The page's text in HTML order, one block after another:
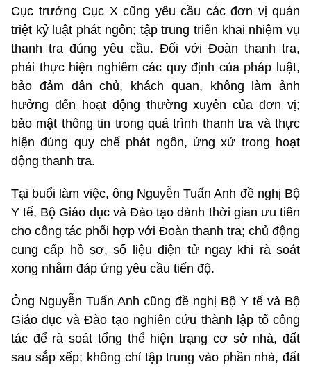
Cục trưởng Cục X cũng yêu cầu các đơn vị quán
triệt kỷ luật phát ngôn; tập trung triển khai nhiệm vụ
thanh tra đúng yêu cầu. Đối với Đoàn thanh tra,
phải thực hiện nghiêm các quy định của pháp luật,
bảo đảm dân chủ, khách quan, không làm ảnh
hưởng đến hoạt động thường xuyên của đơn vị;
bảo mật thông tin trong quá trình thanh tra và thực
hiện đúng quy chế phát ngôn, ứng xử trong hoạt
động thanh tra.
Tại buổi làm việc, ông Nguyễn Tuấn Anh đề nghị Bộ
Y tế, Bộ Giáo dục và Đào tạo dành thời gian ưu tiên
cho công tác phối hợp với Đoàn thanh tra; chủ động
cung cấp hồ sơ, số liệu điện tử ngay khi rà soát
xong nhằm đáp ứng yêu cầu tiến độ.
Ông Nguyễn Tuấn Anh cũng đề nghị Bộ Y tế và Bộ
Giáo dục và Đào tạo nghiên cứu thành lập tổ công
tác để rà soát tổng thể hiện trạng cơ sở nhà, đất
sau sắp xếp; không chỉ tập trung vào phần nhà, đất